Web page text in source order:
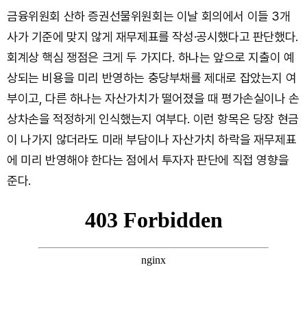
금융위원회 산하 증권선물위원회는 이날 회의에서 이들 3개
사가 기준에 맞지 않게 재무제표를 작성·공시했다고 판단했다.
회계상 핵심 쟁점은 크게 두 가지다. 하나는 앞으로 지출이 예
상되는 비용을 미리 반영하는 충당부채를 제대로 잡았는지 여
부이고, 다른 하나는 자산가치가 떨어졌을 때 평가손실이나 손
상차손을 적정하게 인식했는지 여부다. 이런 항목은 당장 현금
이 나가지 않더라도 미래 부담이나 자산가치 하락을 재무제표
에 미리 반영해야 한다는 점에서 투자자 판단에 직접 영향을
준다.